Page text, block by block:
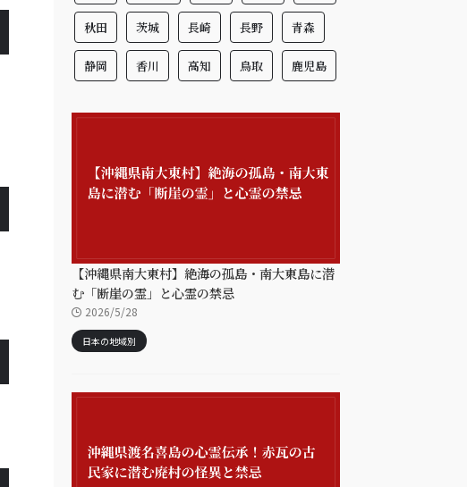
秋田 茨城 長崎 長野 青森
静岡 香川 高知 鳥取 鹿児島
【沖縄県南大東村】絶海の孤島・南大東島に潜
む「断崖の霊」と心霊の禁忌
2026/5/28
日本の地域別